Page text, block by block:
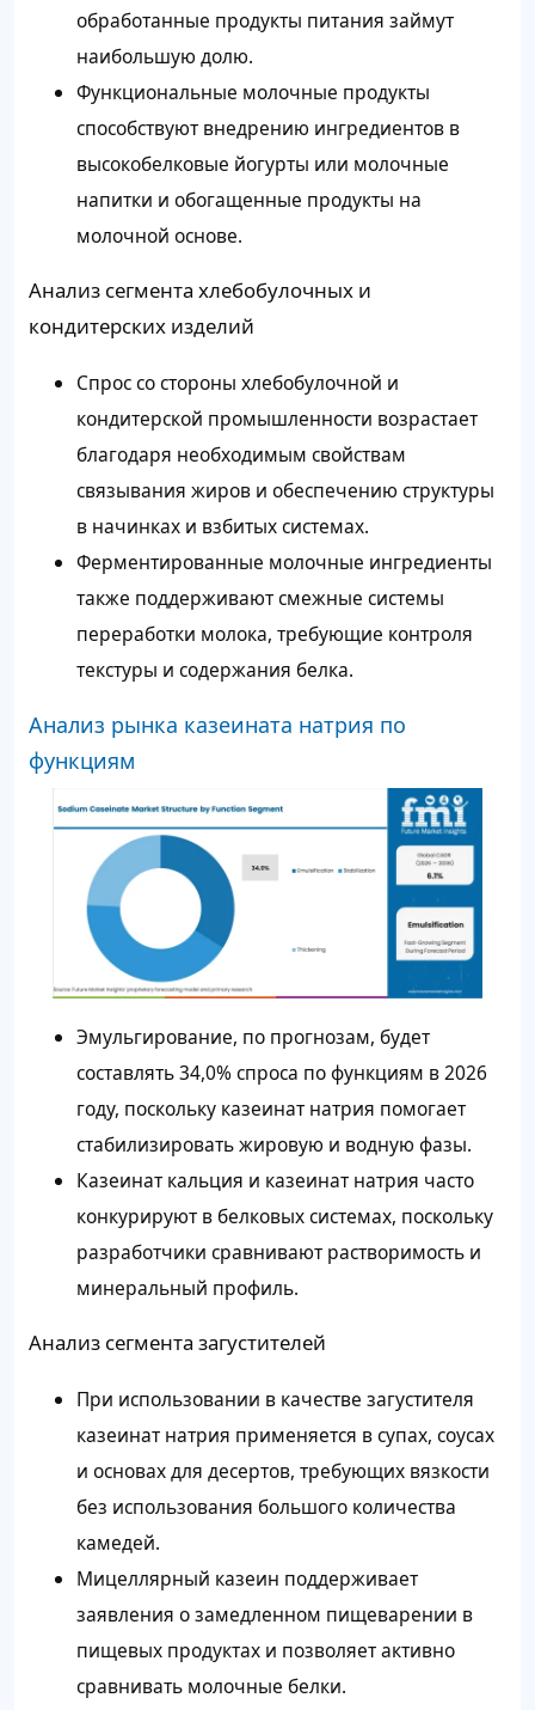
обработанные продукты питания займут
наибольшую долю.
Функциональные молочные продукты
способствуют внедрению ингредиентов в
высокобелковые йогурты или молочные
напитки и обогащенные продукты на
молочной основе.
Анализ сегмента хлебобулочных и
кондитерских изделий
Спрос со стороны хлебобулочной и
кондитерской промышленности возрастает
благодаря необходимым свойствам
связывания жиров и обеспечению структуры
в начинках и взбитых системах.
Ферментированные молочные ингредиенты
также поддерживают смежные системы
переработки молока, требующие контроля
текстуры и содержания белка.
Анализ рынка казеината натрия по
функциям
Эмульгирование, по прогнозам, будет
составлять 34,0% спроса по функциям в 2026
году, поскольку казеинат натрия помогает
стабилизировать жировую и водную фазы.
Казеинат кальция и казеинат натрия часто
конкурируют в белковых системах, поскольку
разработчики сравнивают растворимость и
минеральный профиль.
Анализ сегмента загустителей
При использовании в качестве загустителя
казеинат натрия применяется в супах, соусах
и основах для десертов, требующих вязкости
без использования большого количества
камедей.
Мицеллярный казеин поддерживает
заявления о замедленном пищеварении в
пищевых продуктах и ​​позволяет активно
сравнивать молочные белки.